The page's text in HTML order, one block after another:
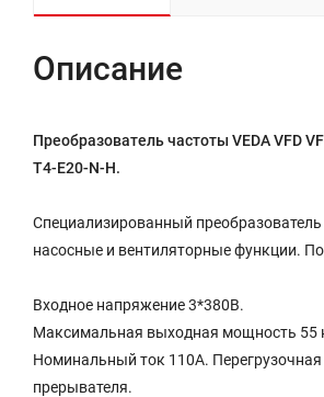
Описание
Преобразователь частоты VEDA VFD
T4-E20-N-H.
Специализированный
насосные и вентиляторные функции.
Входное напряжение 3*380В.
Максимальная выходная мощность 55
Номинальный ток 110A.
прерывателя.